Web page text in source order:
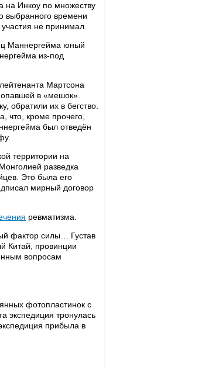
Инкоу по множеству
выбранного времени
не принимал.
Маннергейма юный
из-под
Мартсона
в «мешок».
обратили их в бегство.
что, кроме прочего,
был отведён
территории на
разведка
Это была его
мирный договор
ревматизма.
фактор силы… Густав
Китай, провинции
вопросам
фотопластинок с
экспедиция тронулась
прибыла в